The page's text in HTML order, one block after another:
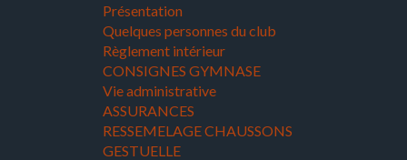
Présentation
Quelques personnes du club
Règlement intérieur
CONSIGNES GYMNASE
Vie administrative
ASSURANCES
RESSEMELAGE CHAUSSONS
GESTUELLE